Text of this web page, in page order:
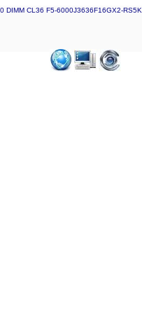
DIMM CL36 F5-6000J3636F16GX2-RS5K